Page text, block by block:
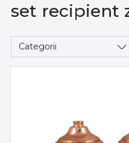
set recipient
Categorii